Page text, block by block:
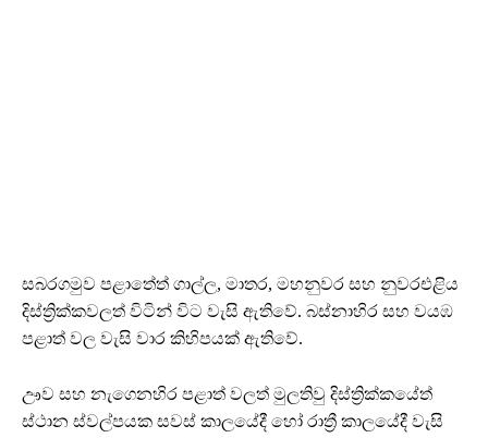
සබරගමුව පළාතේත් ගාල්ල, මාතර, මහනුවර සහ නුවරඑළිය
දිස්ත්‍රික්කවලත් විටින් විට වැසි ඇතිවේ. බස්නාහිර සහ වයඹ
පළාත් වල වැසි වාර කිහිපයක් ඇතිවේ.
ඌව සහ නැගෙනහිර පළාත් වලත් මුලතිවු දිස්ත්‍රික්කයේත්
ස්ථාන ස්වල්පයක සවස් කාලයේදී හෝ රාත්‍රී කාලයේදී වැසි